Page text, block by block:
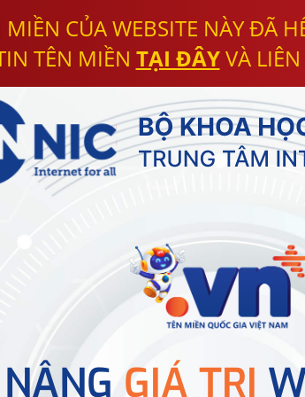
MIỀN CỦA WEBSITE NÀY ĐÃ
TÊN MIỀN TẠI ĐÂYVÀ
NÂNG GIÁ TRỊ